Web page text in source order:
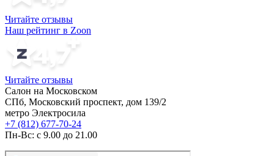
Читайте отзывы
Наш рейтинг в Zoon
Читайте отзывы
Салон на Московском
СПб, Московский проспект, дом 139/2
метро Электросила
+7 (812) 677-70-24
Пн-Вс: с 9.00 до 21.00